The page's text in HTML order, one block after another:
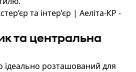
та центральна
ідеально розташований для